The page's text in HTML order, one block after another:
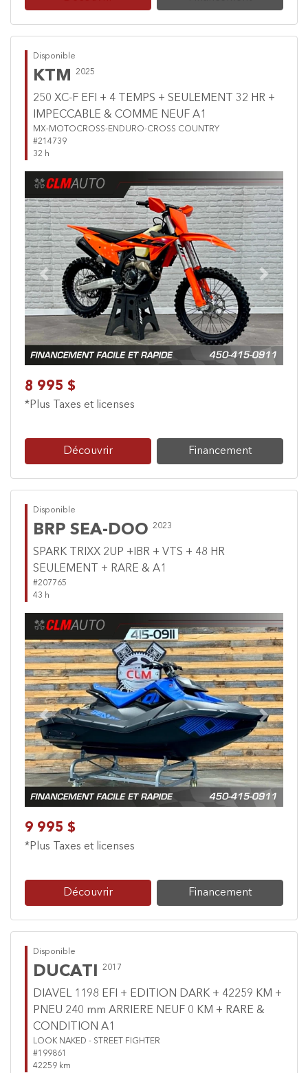
Disponible
KTM 2025
250 XC-F EFI + 4 TEMPS + SEULEMENT 32 HR +
IMPECCABLE & COMME NEUF A1
MX-MOTOCROSS-ENDURO-CROSS COUNTRY
#214739
32 h
Previous Next
8 995 $
*Plus Taxes et licenses
Découvrir Financement
Disponible
BRP SEA-DOO 2023
SPARK TRIXX 2UP +IBR + VTS + 48 HR
SEULEMENT + RARE & A1
#207765
43 h
Previous Next
9 995 $
*Plus Taxes et licenses
Découvrir Financement
Disponible
DUCATI 2017
DIAVEL 1198 EFI + EDITION DARK + 42259 KM +
PNEU 240 mm ARRIERE NEUF 0 KM + RARE &
CONDITION A1
LOOK NAKED - STREET FIGHTER
#199861
42259 km